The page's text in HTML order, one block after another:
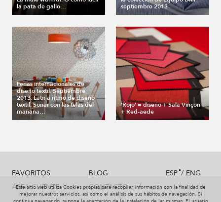
la pata de gallo…
septiembre 2013
Ferias internacionales de
diseño textil. Septiembre
2013. Latir a ritmo de diseño
textil. Soñar con las telas del
mañana…
'Rojo' = diseño + Sala Vinçon
+ Red-aede
FAVORITOS
ÁREA CLIENTE
BLOG
CONTACTO
ESP/ ENG
Este sitio web utiliza Cookies propias para recopilar información con la finalidad de
mejorar nuestros servicios, así como el análisis de sus hábitos de navegación. Si